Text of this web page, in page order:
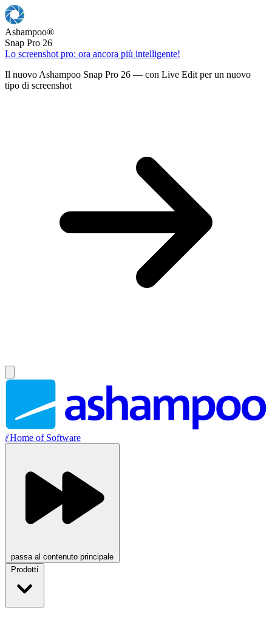
Ashampoo®
Snap Pro 26
Lo screenshot pro: ora ancora più intelligente!
Il nuovo Ashampoo Snap Pro 26 — con Live Edit per un nuovo
tipo di screenshot
//Home of Software
passa al contenuto principale
Prodotti